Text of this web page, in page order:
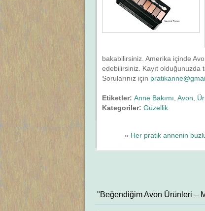
bakabilirsiniz. Amerika içinde
edebilirsiniz. Kayıt olduğunuzda
Sorularınız için
Etiketler: Anne Bakımı Avon
Kategoriler: Güzellik
« Her pratik annenin
"Beğendiğim Avon Ürünleri –